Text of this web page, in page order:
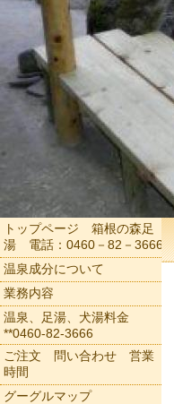
トップページ 箱根の森足
湯 電話：0460－82－3666
温泉成分について
業務内容
温泉、足湯、犬湯料金
**0460-82-3666
ご注文 問い合わせ 営業
時間
グーグルマップ